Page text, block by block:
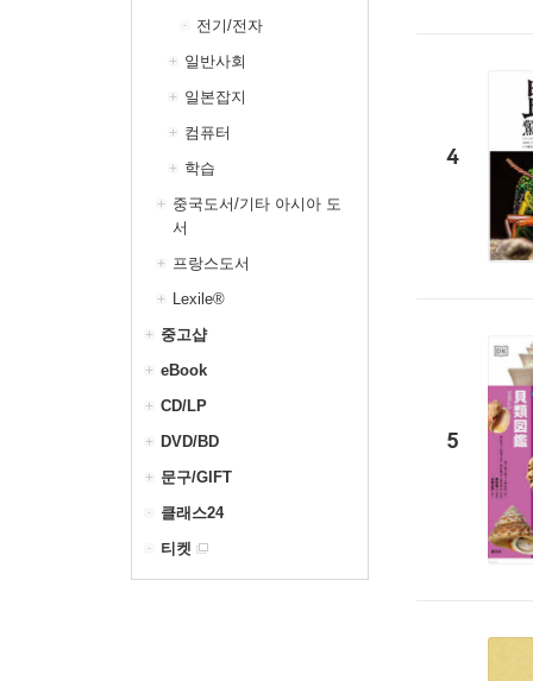
전기/전자
일반사회
일본잡지
컴퓨터
학습
중국도서/기타 아시아 도
서
프랑스도서
Lexile®
중고샵
eBook
CD/LP
DVD/BD
문구/GIFT
클래스24
티켓
4
5